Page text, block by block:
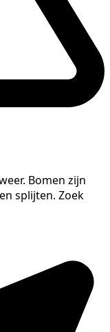
Bomen zijn
splijten. Zoek